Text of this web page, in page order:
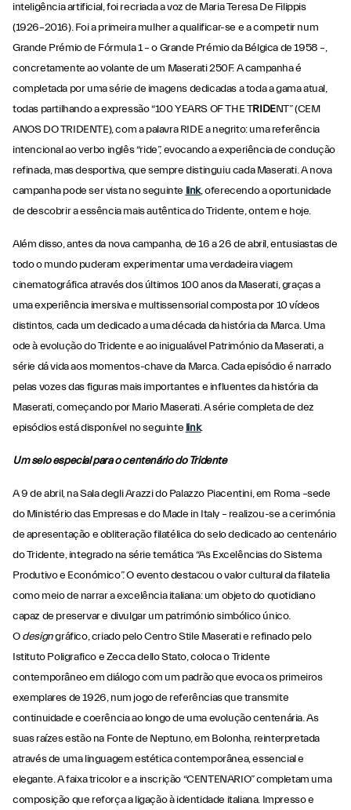
inteligência artificial, foi recriada a voz de Maria Teresa De Filippis
(1926–2016). Foi a primeira mulher a qualificar-se e a competir num
Grande Prémio de Fórmula 1 – o Grande Prémio da Bélgica de 1958 –,
concretamente ao volante de um Maserati 250F. A campanha é
completada por uma série de imagens dedicadas a toda a gama atual,
todas partilhando a expressão “100 YEARS OF THE TRIDENT” (CEM
ANOS DO TRIDENTE), com a palavra RIDE a negrito: uma referência
intencional ao verbo inglês “ride”, evocando a experiência de condução
refinada, mas desportiva, que sempre distinguiu cada Maserati. A nova
campanha pode ser vista no seguinte link, oferecendo a oportunidade
de descobrir a essência mais autêntica do Tridente, ontem e hoje.
Além disso, antes da nova campanha, de 16 a 26 de abril, entusiastas de
todo o mundo puderam experimentar uma verdadeira viagem
cinematográfica através dos últimos 100 anos da Maserati, graças a
uma experiência imersiva e multissensorial composta por 10 vídeos
distintos, cada um dedicado a uma década da história da Marca. Uma
ode à evolução do Tridente e ao inigualável Património da Maserati, a
série dá vida aos momentos-chave da Marca. Cada episódio é narrado
pelas vozes das figuras mais importantes e influentes da história da
Maserati, começando por Mario Maserati. A série completa de dez
episódios está disponível no seguinte link.
Um selo especial para o centenário do Tridente
A 9 de abril, na Sala degli Arazzi do Palazzo Piacentini, em Roma –sede
do Ministério das Empresas e do Made in Italy – realizou-se a cerimónia
de apresentação e obliteração filatélica do selo dedicado ao centenário
do Tridente, integrado na série temática “As Excelências do Sistema
Produtivo e Económico”. O evento destacou o valor cultural da filatelia
como meio de narrar a excelência italiana: um objeto do quotidiano
capaz de preservar e divulgar um património simbólico único.
Odesigngráfico, criado pelo Centro Stile Maserati e refinado pelo
Istituto Poligrafico e Zecca dello Stato, coloca o Tridente
contemporâneo em diálogo com um padrão que evoca os primeiros
exemplares de 1926, num jogo de referências que transmite
continuidade e coerência ao longo de uma evolução centenária. As
suas raízes estão na Fonte de Neptuno, em Bolonha, reinterpretada
através de uma linguagem estética contemporânea, essencial e
elegante. A faixa tricolor e a inscrição “CENTENARIO” completam uma
composição que reforça a ligação à identidade italiana. Impresso e